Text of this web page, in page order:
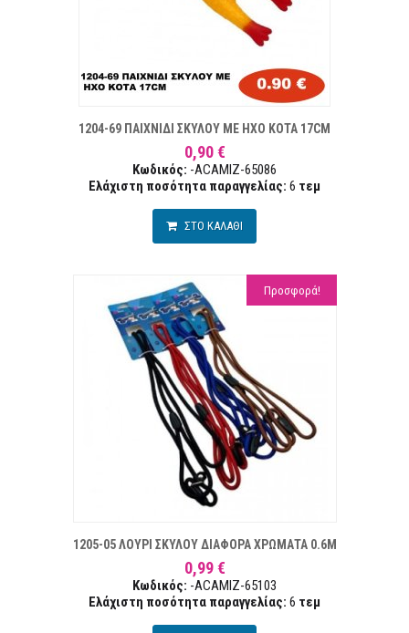
1204-69 ΠΑΙΧΝΙΔΙ ΣΚΥΛΟΥ ΜΕ ΗΧΟ ΚΟΤΑ 17CM
0,90 €
Κωδικός: -ACAMIZ-65086
Ελάχιστη ποσότητα παραγγελίας: 6 τεμ
ΣΤΟ ΚΑΛΑΘΙ
Προσφορά!
1205-05 ΛΟΥΡΙ ΣΚΥΛΟΥ ΔΙΑΦΟΡΑ ΧΡΩΜΑΤΑ 0.6M
0,99 €
Κωδικός: -ACAMIZ-65103
Ελάχιστη ποσότητα παραγγελίας: 6 τεμ